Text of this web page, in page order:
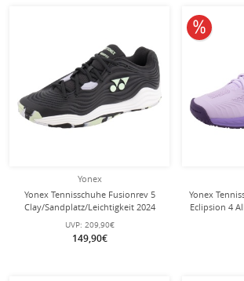
Yonex
Yonex Tennisschuhe Fusionrev 5
Clay/Sandplatz/Leichtigkeit 2024
schwarz Herren
UVP: 209,90€
149,90€
Yonex
Eclipsion 4
10%